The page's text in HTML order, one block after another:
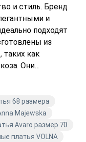
и стиль. Бренд
и
подходят
как
Они
носки и особых
до
идеальный
68 размера
Majewska
Avaro размер 70
платья VOLNA